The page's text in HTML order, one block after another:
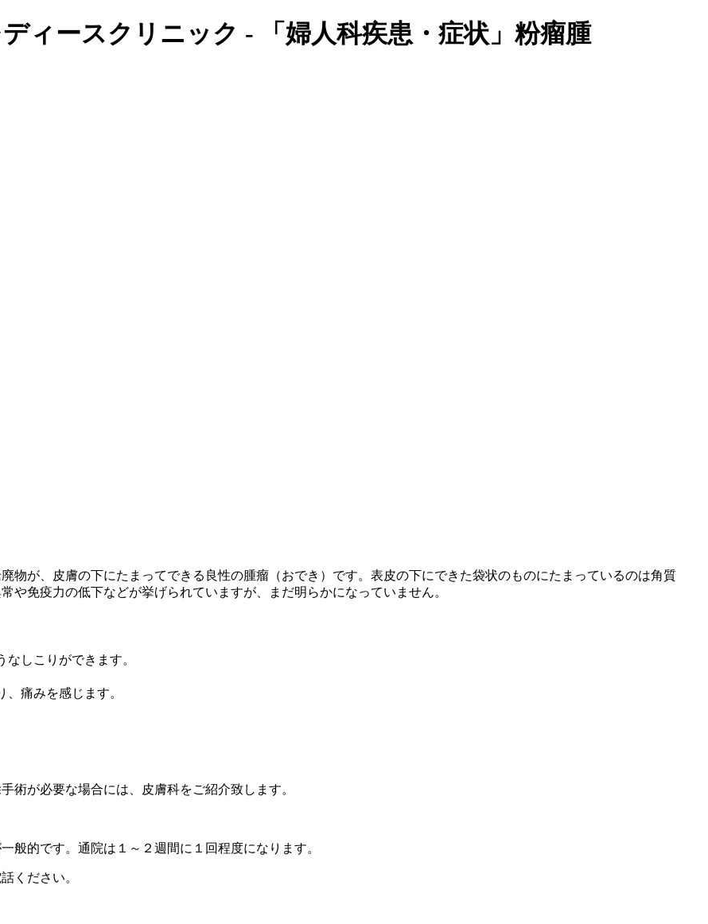
ィースクリニック - 「婦人科疾患・症状」粉瘤腫
物が、皮膚の下にたまってできる良性の腫瘤（おでき）です。表皮の下にできた袋状のものにたまっているのは角質
や免疫力の低下などが挙げられていますが、まだ明らかになっていません。
しこりができます。
痛みを感じます。
術が必要な場合には、皮膚科をご紹介致します。
般的です。通院は１～２週間に１回程度になります。
ください。